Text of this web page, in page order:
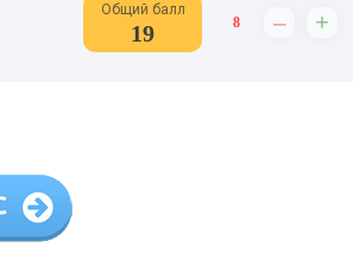
Общий балл
19 8 – +